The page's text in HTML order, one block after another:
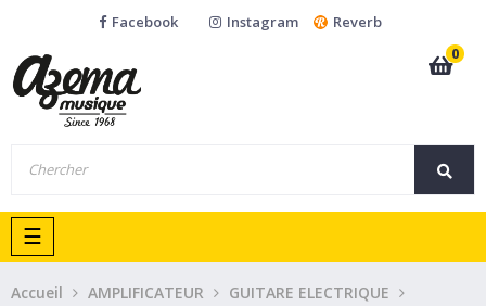
Facebook Instagram
Reverb
0
Basculer
la
navigation
☰
Accueil AMPLIFICATEUR
GUITARE ELECTRIQUE